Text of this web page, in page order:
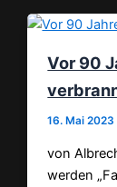
Vor 90
16. Mai 2023
von
werden